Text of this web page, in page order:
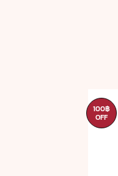
100฿
OFF